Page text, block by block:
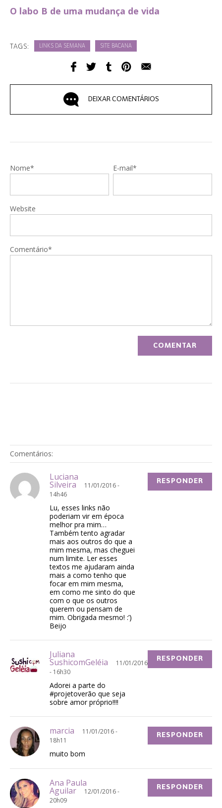
O labo B de uma mudança de vida
TAGS: LINKS DA SEMANA SITE BACANA
DEIXAR COMENTÁRIOS
Nome* E-mail*
Website
Comentário*
Comentários:
Luciana
Silveira
11/01/2016 -
14h46
Lu, esses links não
poderiam vir em época
melhor pra mim…
Também tento agradar
mais aos outros do que a
mim mesma, mas cheguei
num limite. Ler esses
textos me ajudaram ainda
mais a como tenho que
focar em mim mesma,
em como me sinto do que
com o que os outros
querem ou pensam de
mim. Obrigada mesmo! :’)
Beijo
RESPONDER
Juliana
SushicomGeléia
11/01/2016
- 16h30
Adorei a parte do
#projetoverão que seja
sobre amor próprio!!!!
RESPONDER
marcia
11/01/2016 -
18h11
muito bom
RESPONDER
Ana Paula
Aguilar
12/01/2016 -
20h09
RESPONDER